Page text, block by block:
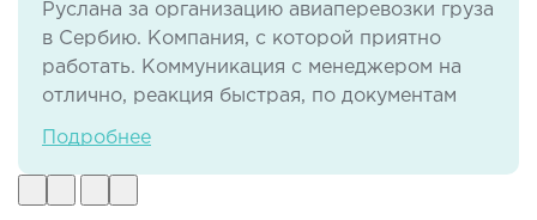
Руслана за организацию авиаперевозки груза
в Сербию. Компания, с которой приятно
работать. Коммуникация с менеджером на
отлично, реакция быстрая, по документам
тоже нет никаких проблем. И самое важное -
виде.
Подробнее